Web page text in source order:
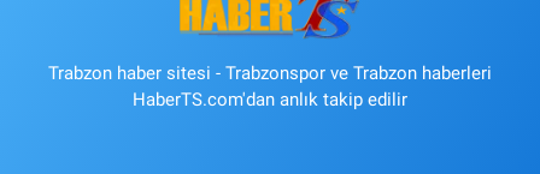
Trabzon haber sitesi - Trabzonspor ve Trabzon haberleri
HaberTS.com'dan anlık takip edilir